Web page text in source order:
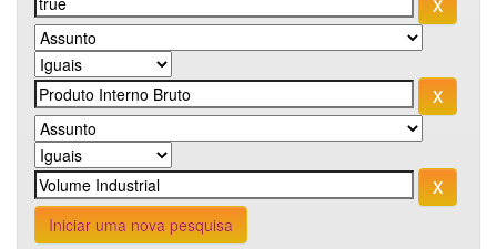
Iniciar uma nova pesquisa